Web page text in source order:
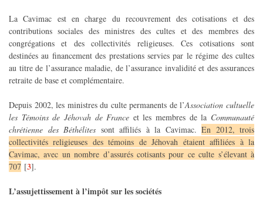
La Cavimac est en charge du recouvrement des cotisations et des
contributions sociales des ministres des cultes et des membres des
congrégations et des collectivités religieuses. Ces cotisations sont
destinées au financement des prestations servies par le régime des cultes
au titre de l’assurance maladie, de l’assurance invalidité et des assurances
retraite de base et complémentaire.
Depuis 2002, les ministres du culte permanents de l’Association cultuelle
les Témoins de Jéhovah de France et les membres de la Communauté
chrétienne des Béthélites sont affiliés à la Cavimac. En 2012, trois
collectivités religieuses des témoins de Jéhovah étaient affiliées à la
Cavimac, avec un nombre d’assurés cotisants pour ce culte s’élevant à
707 [3].
L’assujettissement à l’impôt sur les sociétés